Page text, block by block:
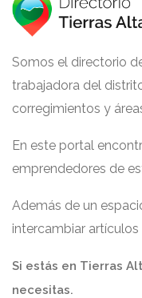
Somos el directorio
trabajadora del
corregimientos y
En este portal
emprendedores de
Además de un
intercambiar
Si estás en Tierras
necesitas.